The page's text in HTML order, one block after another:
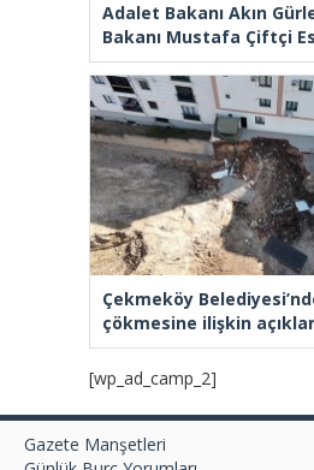
Adalet Bakanı Akın
Bakanı Mustafa Çiftçi
Çekmeköy
çökmesine ilişkin
[wp_ad_camp_2]
Gazete Manşetleri